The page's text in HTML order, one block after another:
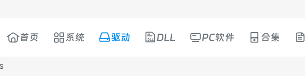
首页 系统 驱动 DLL PC软件 合集